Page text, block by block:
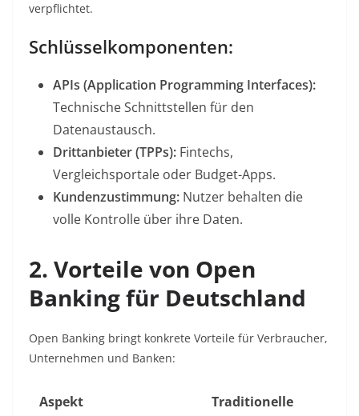
verpflichtet.
Schlüsselkomponenten:
APIs (Application Programming Interfaces):
Technische Schnittstellen für den
Datenaustausch.
Drittanbieter (TPPs): Fintechs,
Vergleichsportale oder Budget-Apps.
Kundenzustimmung: Nutzer behalten die
volle Kontrolle über ihre Daten.
2. Vorteile von Open
Banking für Deutschland
Open Banking bringt konkrete Vorteile für Verbraucher,
Unternehmen und Banken:
Aspekt
Traditionelle